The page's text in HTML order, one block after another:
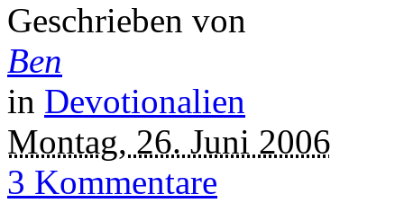
Geschrieben von
Ben
in Devotionalien
Montag, 26. Juni 2006
3 Kommentare